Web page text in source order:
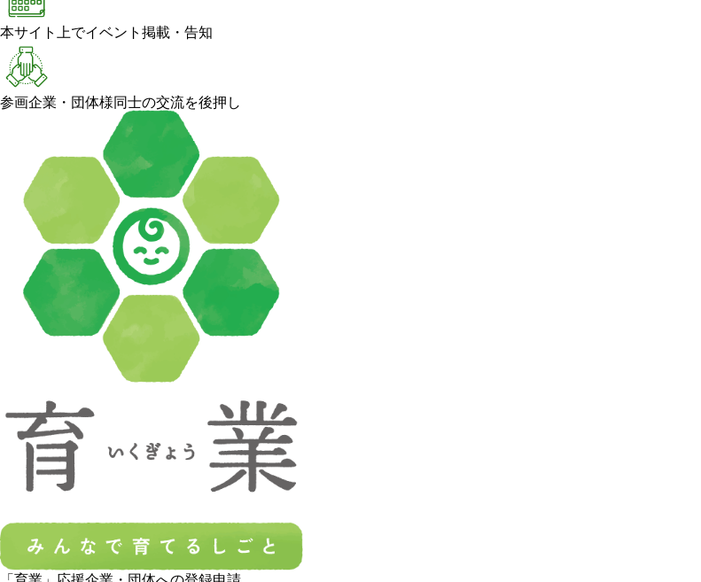
本サイト上でイベント掲載・告知
参画企業・団体様同士の交流を後押し